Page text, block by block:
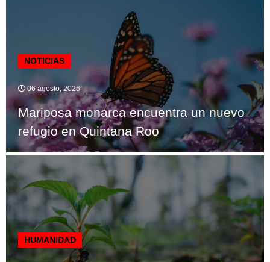
NOTICIAS
06 agosto, 2026
Mariposa monarca encuentra un nuevo
refugio en Quintana Roo
HUMANIDAD